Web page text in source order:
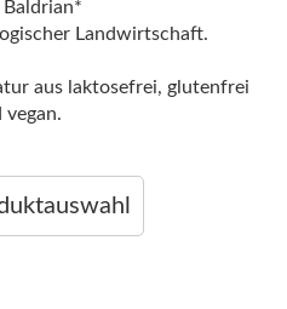
Baldrian*
Landwirtschaft.
aus laktosefrei, glutenfrei
vegan.